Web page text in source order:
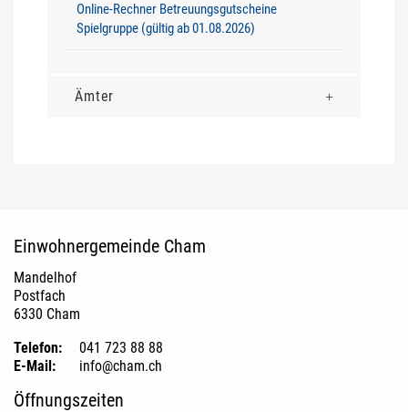
Online-Rechner Betreuungsgutscheine
Spielgruppe (gültig ab 01.08.2026)
Ämter
Einwohnergemeinde Cham
Mandelhof
Postfach
6330 Cham
Telefon:
041 723 88 88
E-Mail:
info@cham.ch
Öffnungszeiten